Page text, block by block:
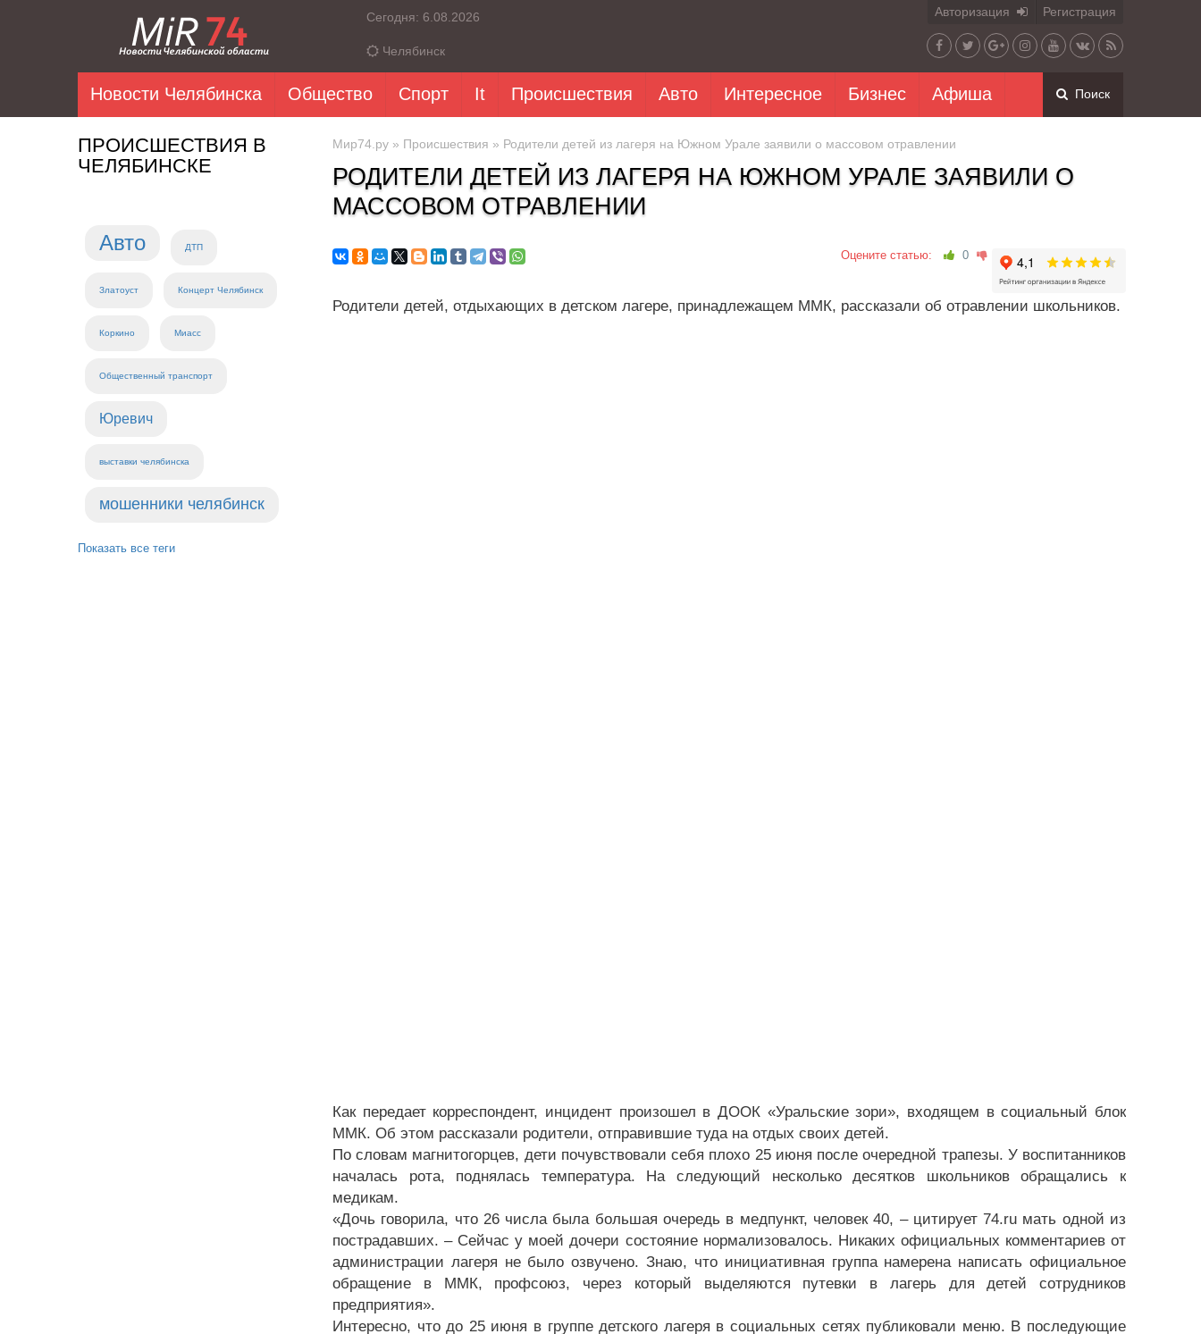
Сегодня: 6.08.2026
Челябинск
Авторизация Регистрация
Новости Челябинска Общество Спорт It Происшествия Авто Интересное Бизнес Афиша Поиск
ПРОИСШЕСТВИЯ В
ЧЕЛЯБИНСКЕ
Авто ДТП
Златоуст Концерт Челябинск
Коркино Миасс
Общественный транспорт
Юревич
выставки челябинска
мошенники челябинск
Показать все теги
Мир74.ру » Происшествия » Родители детей из лагеря на Южном Урале заявили о массовом отравлении
РОДИТЕЛИ ДЕТЕЙ ИЗ ЛАГЕРЯ НА ЮЖНОМ УРАЛЕ ЗАЯВИЛИ О
МАССОВОМ ОТРАВЛЕНИИ
Оцените статью: 0
Родители детей, отдыхающих в детском лагере, принадлежащем ММК, рассказали об отравлении школьников.
Как передает корреспондент, инцидент произошел в ДООК «Уральские зори», входящем в социальный блок
ММК. Об этом рассказали родители, отправившие туда на отдых своих детей.
По словам магнитогорцев, дети почувствовали себя плохо 25 июня после очередной трапезы. У воспитанников
началась рота, поднялась температура. На следующий несколько десятков школьников обращались к
медикам.
«Дочь говорила, что 26 числа была большая очередь в медпункт, человек 40, – цитирует 74.ru мать одной из
пострадавших. – Сейчас у моей дочери состояние нормализовалось. Никаких официальных комментариев от
администрации лагеря не было озвучено. Знаю, что инициативная группа намерена написать официальное
обращение в ММК, профсоюз, через который выделяются путевки в лагерь для детей сотрудников
предприятия».
Интересно, что до 25 июня в группе детского лагеря в социальных сетях публиковали меню. В последующие